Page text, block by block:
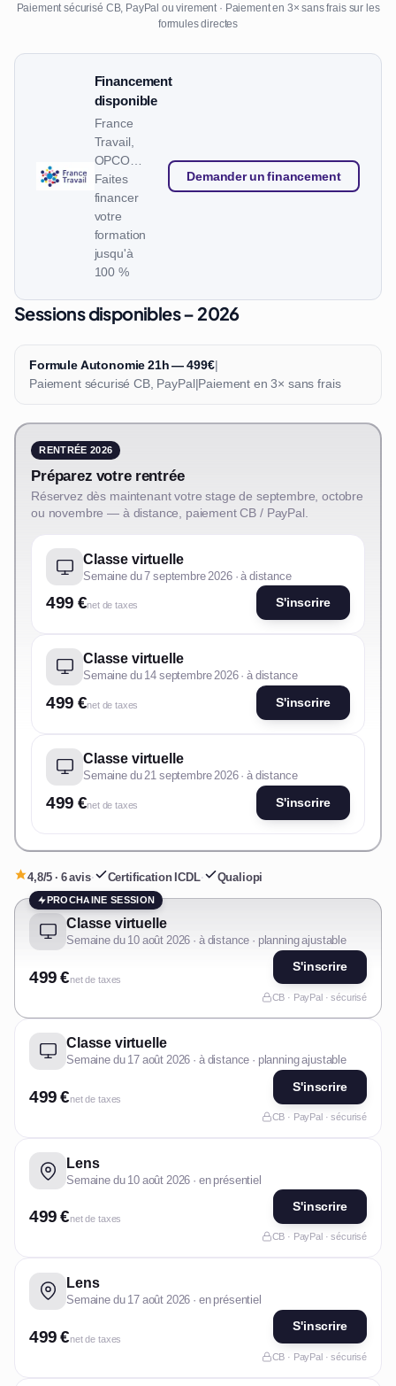
Paiement sécurisé CB, PayPal ou virement · Paiement en 3× sans frais sur les
formules directes
Financement
disponible
France
Travail,
OPCO…
Faites
financer
votre
formation
jusqu'à
100 %
Demander un financement
Sessions disponibles – 2026
Formule Autonomie 21h — 499€|
Paiement sécurisé CB, PayPal|Paiement en 3× sans frais
RENTRÉE 2026
Préparez votre rentrée
Réservez dès maintenant votre stage de septembre, octobre
ou novembre — à distance, paiement CB / PayPal.
Classe virtuelle
Semaine du 7 septembre 2026 · à distance
499 €net de taxes S'inscrire
Classe virtuelle
Semaine du 14 septembre 2026 · à distance
499 €net de taxes S'inscrire
Classe virtuelle
Semaine du 21 septembre 2026 · à distance
499 €net de taxes S'inscrire
4,8/5 · 6 avis· Certification ICDL· Qualiopi
PROCHAINE SESSION
Classe virtuelle
Semaine du 10 août 2026 · à distance · planning ajustable
499 €net de taxes
S'inscrire
CB · PayPal · sécurisé
Classe virtuelle
Semaine du 17 août 2026 · à distance · planning ajustable
499 €net de taxes
S'inscrire
CB · PayPal · sécurisé
Lens
Semaine du 10 août 2026 · en présentiel
499 €net de taxes
S'inscrire
CB · PayPal · sécurisé
Lens
Semaine du 17 août 2026 · en présentiel
499 €net de taxes
S'inscrire
CB · PayPal · sécurisé